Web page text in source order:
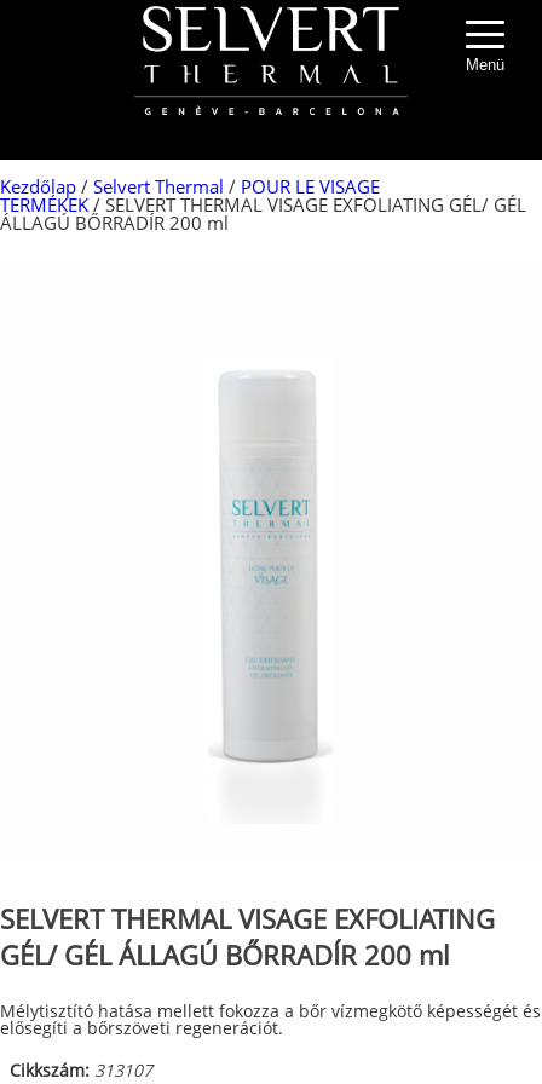
Menü
Kezdőlap / Selvert Thermal / POUR LE VISAGE
TERMÉKEK / SELVERT THERMAL VISAGE EXFOLIATING GÉL/ GÉL
ÁLLAGÚ BŐRRADÍR 200 ml
SELVERT THERMAL VISAGE EXFOLIATING
GÉL/ GÉL ÁLLAGÚ BŐRRADÍR 200 ml
Mélytisztító hatása mellett fokozza a bőr vízmegkötő képességét és
elősegíti a bőrszöveti regenerációt.
Cikkszám: 313107